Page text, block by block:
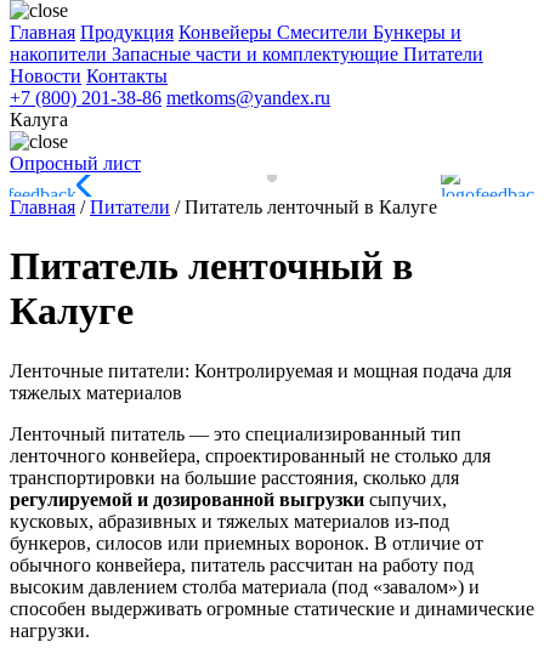
Главная Продукция Конвейеры Смесители Бункеры и
накопители Запасные части и комплектующие Питатели
Новости Контакты
+7 (800) 201-38-86 metkoms@yandex.ru
Калуга
Опросный лист
Главная /Питатели /Питатель ленточный в Калуге
Питатель ленточный в
Калуге
Ленточные питатели: Контролируемая и мощная подача для
тяжелых материалов
Ленточный питатель — это специализированный тип
ленточного конвейера, спроектированный не столько для
транспортировки на большие расстояния, сколько для
регулируемой и дозированной выгрузки сыпучих,
кусковых, абразивных и тяжелых материалов из-под
бункеров, силосов или приемных воронок. В отличие от
обычного конвейера, питатель рассчитан на работу под
высоким давлением столба материала (под «завалом») и
способен выдерживать огромные статические и динамические
нагрузки.